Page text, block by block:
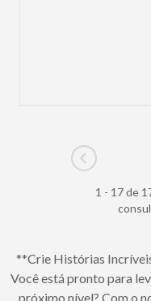
Go to
1 - 17 de
**Crie Histórias
Você está pronto para
próximo nível? Com o